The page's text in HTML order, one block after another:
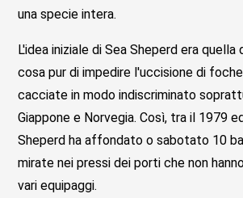
una specie intera.
L'idea iniziale di Sea Sheperd era quella
cosa pur di impedire l'uccisione di
cacciate in modo indiscriminato
Giappone e Norvegia. Così, tra il 1979
Sheperd ha affondato o sabotato 10
mirate nei pressi dei porti che non
vari equipaggi.